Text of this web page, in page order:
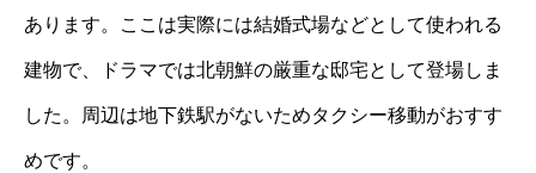
あります。ここは実際には結婚式場などとして使われる
建物で、ドラマでは北朝鮮の厳重な邸宅として登場しま
した。周辺は地下鉄駅がないためタクシー移動がおすす
めです。